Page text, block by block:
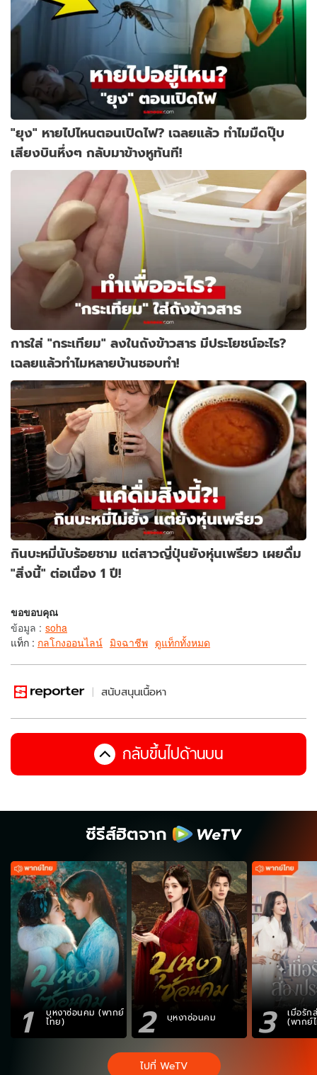
"ยุง" หายไปไหนตอนเปิดไฟ? เฉลยแล้ว ทำไมมืดปุ๊บ
เสียงบินหึ่งๆ กลับมาข้างหูทันที!
การใส่ "กระเทียม" ลงในถังข้าวสาร มีประโยชน์อะไร?
เฉลยแล้วทำไมหลายบ้านชอบทำ!
กินบะหมี่นับร้อยชาม แต่สาวญี่ปุ่นยังหุ่นเพรียว เผยดื่ม
"สิ่งนี้" ต่อเนื่อง 1 ปี!
ขอขอบคุณ
ข้อมูล : soha
แท็ก : กลโกงออนไลน์ มิจฉาชีพ ดูแท็กทั้งหมด
สนับสนุนเนื้อหา
กลับขึ้นไปด้านบน
ซีรีส์ฮิตจาก
1 บุหงาซ่อนคม (พากย์
ไทย) 2 บุหงาซ่อนคม 3 เมื่อรัก
(พากย์
ไปที่ WeTV